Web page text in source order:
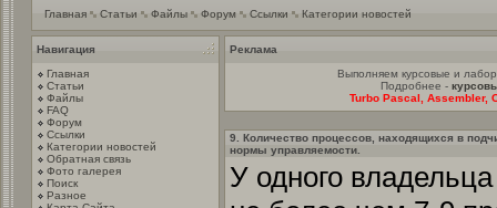
Главная Статьи Файлы Форум Ссылки Категории новостей
Навигация
Главная
Статьи
Файлы
FAQ
Форум
Ссылки
Категории новостей
Обратная связь
Фото галерея
Поиск
Разное
Реклама
Выполняем курсовые и
Подробнее -
Turbo Pascal, Assembler,
9. Количество процессов, находящихся в
нормы управляемости.
У одного